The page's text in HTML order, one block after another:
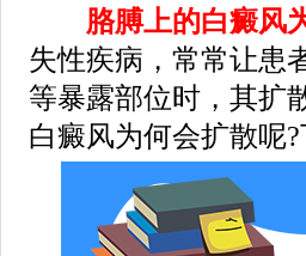
胳膊上的白癜风
失性疾病，常常让患
等暴露部位时，其扩
白癜风为何会扩散呢